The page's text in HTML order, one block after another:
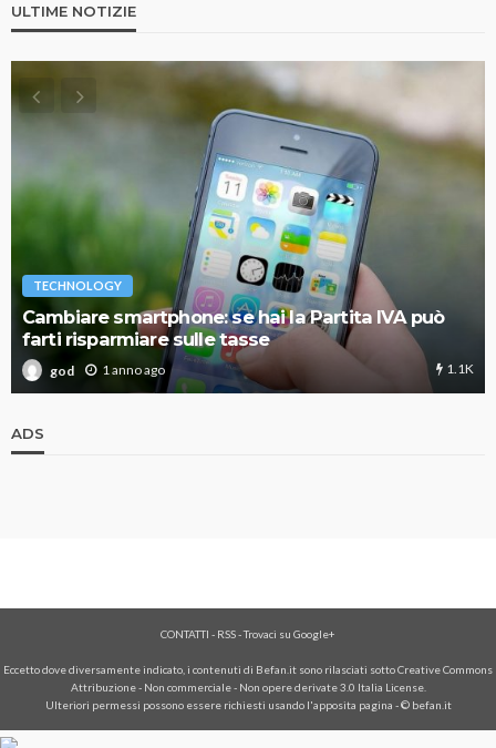
ULTIME NOTIZIE
TECHNOLOGY
Cambiare smartphone: se hai la Partita IVA può
farti risparmiare sulle tasse
god 1 anno ago 1.1K
ADS
CONTATTI - RSS-Trovaci su Google+
Eccetto dove diversamente indicato, i contenuti di Befan.it sono rilasciati sotto Creative Commons
Attribuzione - Non commerciale - Non opere derivate 3.0 Italia License.
Ulteriori permessi possono essere richiesti usando l'apposita pagina - © befan.it